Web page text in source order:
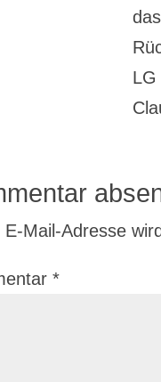
LG
E-Mail-Adresse
*